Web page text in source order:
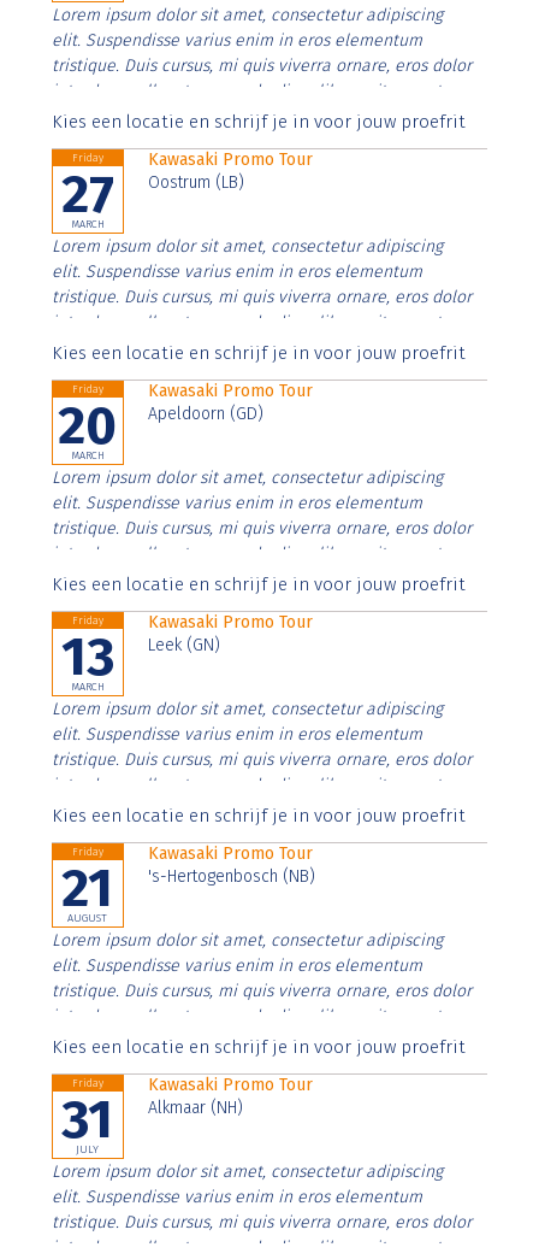
Lorem ipsum dolor sit amet, consectetur adipiscing
elit. Suspendisse varius enim in eros elementum
tristique. Duis cursus, mi quis viverra ornare, eros dolor
interdum nulla, ut commodo diam libero vitae erat.
Aenean faucibus nibh et justo cursus id rutrum lorem
Kies een locatie en schrijf je in voor jouw proefrit
Friday
27
MARCH
Kawasaki Promo Tour
Oostrum (LB)
Lorem ipsum dolor sit amet, consectetur adipiscing
elit. Suspendisse varius enim in eros elementum
tristique. Duis cursus, mi quis viverra ornare, eros dolor
interdum nulla, ut commodo diam libero vitae erat.
Aenean faucibus nibh et justo cursus id rutrum lorem
Kies een locatie en schrijf je in voor jouw proefrit
Friday
20
MARCH
Kawasaki Promo Tour
Apeldoorn (GD)
Lorem ipsum dolor sit amet, consectetur adipiscing
elit. Suspendisse varius enim in eros elementum
tristique. Duis cursus, mi quis viverra ornare, eros dolor
interdum nulla, ut commodo diam libero vitae erat.
Aenean faucibus nibh et justo cursus id rutrum lorem
Kies een locatie en schrijf je in voor jouw proefrit
Friday
13
MARCH
Kawasaki Promo Tour
Leek (GN)
Lorem ipsum dolor sit amet, consectetur adipiscing
elit. Suspendisse varius enim in eros elementum
tristique. Duis cursus, mi quis viverra ornare, eros dolor
interdum nulla, ut commodo diam libero vitae erat.
Aenean faucibus nibh et justo cursus id rutrum lorem
Kies een locatie en schrijf je in voor jouw proefrit
Friday
21
AUGUST
Kawasaki Promo Tour
's-Hertogenbosch (NB)
Lorem ipsum dolor sit amet, consectetur adipiscing
elit. Suspendisse varius enim in eros elementum
tristique. Duis cursus, mi quis viverra ornare, eros dolor
interdum nulla, ut commodo diam libero vitae erat.
Aenean faucibus nibh et justo cursus id rutrum lorem
Kies een locatie en schrijf je in voor jouw proefrit
Friday
31
JULY
Kawasaki Promo Tour
Alkmaar (NH)
Lorem ipsum dolor sit amet, consectetur adipiscing
elit. Suspendisse varius enim in eros elementum
tristique. Duis cursus, mi quis viverra ornare, eros dolor
interdum nulla, ut commodo diam libero vitae erat.